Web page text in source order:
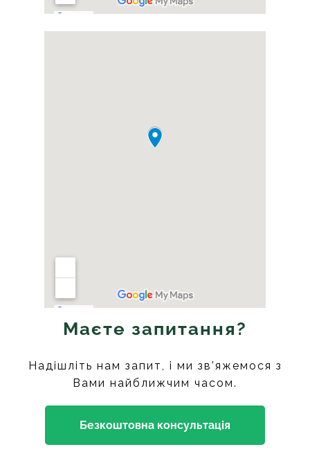
Маєте запитання?
Надішліть нам запит, і ми зв’яжемося з
Вами найближчим часом.
Безкоштовна консультація